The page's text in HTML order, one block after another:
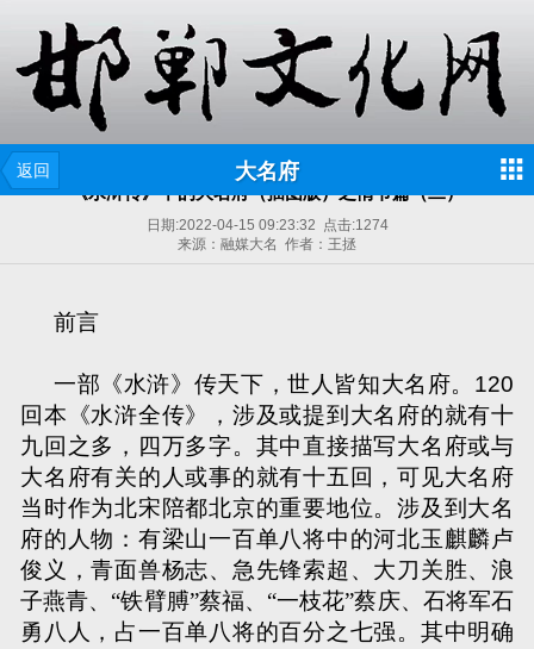
返回 大名府
《水浒传》中的大名府（插图版）之情节篇（二）
日期:2022-04-15 09:23:32 点击:1274
来源：融媒大名 作者：王拯
前言
一部《水浒》传天下，世人皆知大名府。 120
回本《水浒全传》，涉及或提到大名府的就有十
九回之多，四万多字。其中直接描写大名府或与
大名府有关的人或事的就有十五回，可见大名府
当时作为北宋陪都北京的重要地位。涉及到大名
府的人物：有梁山一百单八将中的河北玉麒麟卢
俊义，青面兽杨志、急先锋索超、大刀关胜、浪
子燕青、“铁臂膊”蔡福、“一枝花”蔡庆、石将军石
勇八人，占一百单八将的百分之七强。其中明确